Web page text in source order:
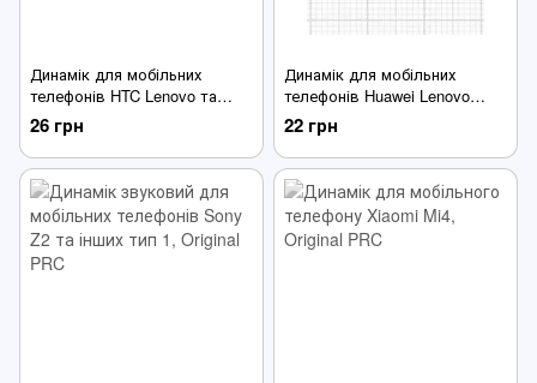
Динамік для мобільних
телефонів HTC Lenovo та
інших тип №1
26 грн
Динамік для мобільних
телефонів Huawei Lenovo
Xiaomi та інших тип 1
22 грн